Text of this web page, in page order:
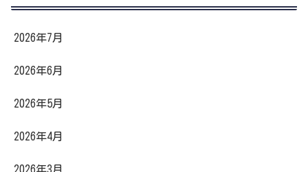
2026年7月
2026年6月
2026年5月
2026年4月
2026年3月